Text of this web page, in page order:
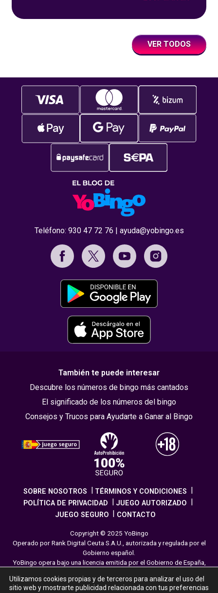
VER TODOS
Teléfono: 930 47 72 76 | ayuda@yobingo.es
También te puede interesar
Descubre los números de bingo más cantados
El significado de los números del bingo
Consejos y Trucos para Ayudarte a Ganar al Bingo
SOBRE NOSOTROS
TÉRMINOS Y CONDICIONES
POLÍTICA DE PRIVACIDAD
JUEGO AUTORIZADO
JUEGO SEGURO
CONTACTO
Copyright © 2025 YoBingo
Operado por Rank Digital Ceuta S.A.U., autorizada y regulada por el
Gobierno español.
YoBingo opera bajo una licencia emitida por el Gobierno de España,
responsabilidad en los juegos online. El juego es una forma de
entretenimiento cuya finalidad es ofrecer diversión y emoción a los
Utilizamos cookies propias y de terceros para analizar el uso del
sitio web y mostrarte publicidad relacionada con tus preferencias